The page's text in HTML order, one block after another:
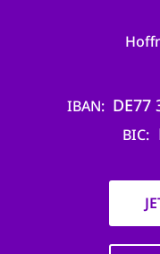
IBAN DE77
BIC